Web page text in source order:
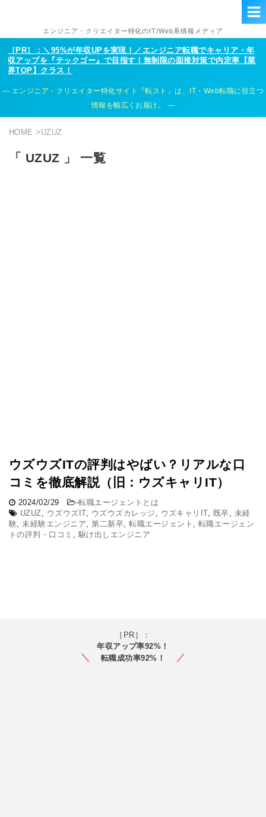
エンジニア・クリエイター特化のIT/Web系情報メディア
［PR］：＼95%が年収UPを実現！／エンジニア転職でキャリア・年
収アップを『テックゴー』で目指す！無制限の面接対策で内定率【業
界TOP】クラス！
エンジニア・クリエイター特化サイト『転スト』は、IT・Web転職に役立つ
情報を幅広くお届け。
HOME > UZUZ
「 UZUZ 」 一覧
ウズウズITの評判はやばい？リアルな口
コミを徹底解説（旧：ウズキャリIT）
2024/02/29 -転職エージェントとは
UZUZ, ウズウズIT, ウズウズカレッジ , ウズキャリIT, 既卒, 未経
験,未経験エンジニア,第二新卒,転職エージェント , 転職エージェン
トの評判・口コミ , 駆け出しエンジニア
［PR］：
年収アップ率92%！
転職成功率92%！